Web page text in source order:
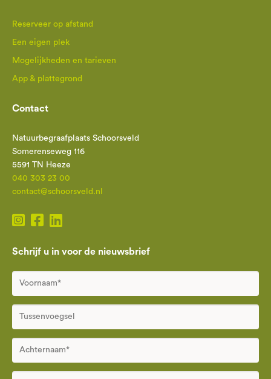
Reserveer op afstand
Een eigen plek
Mogelijkheden en tarieven
App & plattegrond
Contact
Natuurbegraafplaats Schoorsveld
Somerenseweg 116
5591 TN Heeze
040 303 23 00
contact@schoorsveld.nl
Schrijf u in voor de nieuwsbrief